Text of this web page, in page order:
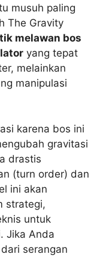
musuh paling
The Gravity
melawan bos
yang tepat
melainkan
manipulasi
karena bos ini
gravitasi
drastis
(turn order) dan
ini akan
strategi,
untuk
Jika Anda
serangan